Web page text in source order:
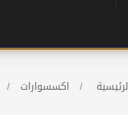
/ اكسسوارات /